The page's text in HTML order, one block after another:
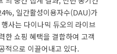
일간활성이용자수(DAU)가
사는 다이나믹 듀오의 라이브
한 쇼핑 혜택을 결합하여 고객
적으로 이끌어내고 있다.